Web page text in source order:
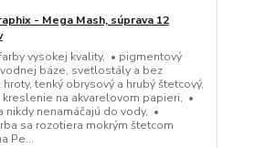
- Mega Mash, súprava 12
vysokej kvality, • pigmentový
báze, svetlostály a bez
hroty, tenký obrysový a hrubý štetcový,
kreslenie na akvarelovom papieri, •
nikdy nenamáčajú do vody, •
sa rozotiera mokrým štetcom
Pe...